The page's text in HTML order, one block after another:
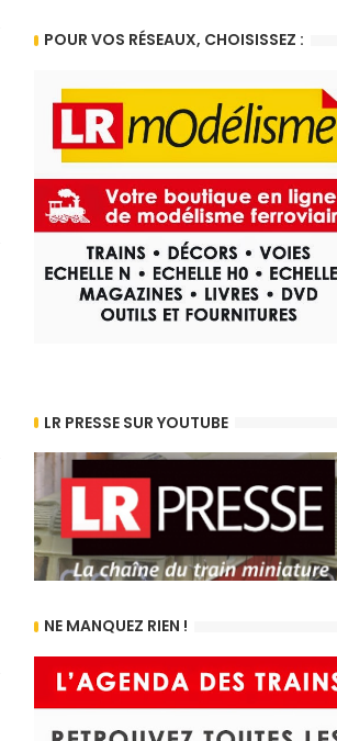
POUR VOS RÉSEAUX, CHOISISSEZ :
LR PRESSE SUR YOUTUBE
NE MANQUEZ RIEN !